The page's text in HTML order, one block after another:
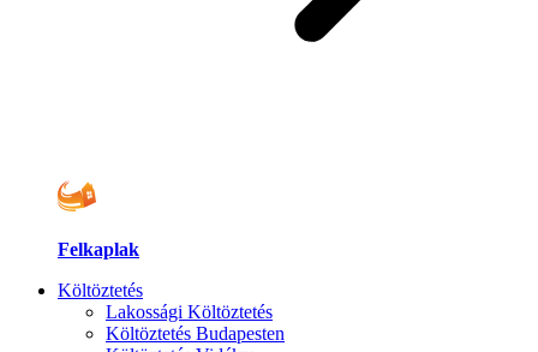
Felkaplak
Költöztetés
Lakossági Költöztetés
Költöztetés Budapesten